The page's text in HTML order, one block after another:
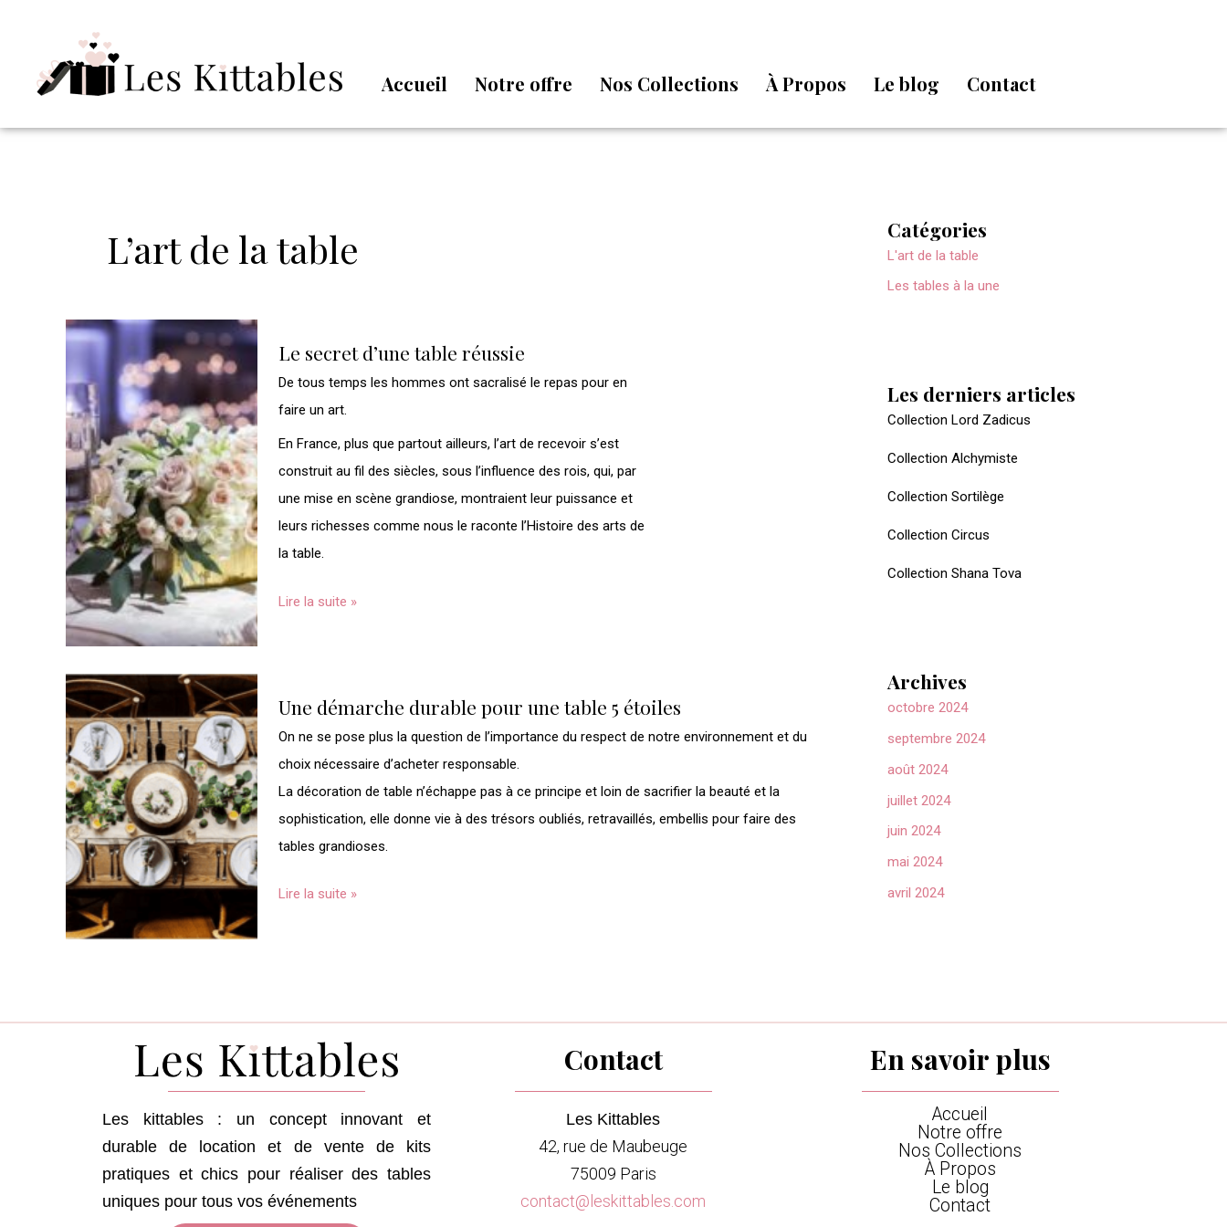
contenu
Accueil Notre offre Nos Collections À Propos Le blog Contact
L’art de la table
Le secret d’une table réussie
De tous temps les hommes ont sacralisé le repas pour en
faire un art.
En France, plus que partout ailleurs, l’art de recevoir s’est
construit au fil des siècles, sous l’influence des rois, qui, par
une mise en scène grandiose, montraient leur puissance et
leurs richesses comme nous le raconte l’Histoire des arts de
la table.
secret
d’une
table
réussie
Lire la suite »
Une démarche durable pour une table 5 étoiles
On ne se pose plus la question de l’importance du respect de notre environnement et du
choix nécessaire d’acheter responsable.
La décoration de table n’échappe pas à ce principe et loin de sacrifier la beauté et la
sophistication, elle donne vie à des trésors oubliés, retravaillés, embellis pour faire des
tables grandioses.
démarche
durable
pour
une
table
5
Lire la suite »
Catégories
L'art de la table
Les tables à la une
Les derniers articles
Collection Lord Zadicus
Collection Alchymiste
Collection Sortilège
Collection Circus
Collection Shana Tova
Archives
octobre 2024
septembre 2024
août 2024
juillet 2024
juin 2024
mai 2024
avril 2024
Les kittables : un concept innovant et
durable de location et de vente de kits
pratiques et chics pour réaliser des tables
uniques pour tous vos événements
Contact
Les Kittables
42, rue de Maubeuge
75009 Paris
contact@leskittables.com
En savoir plus
Accueil
Notre offre
Nos Collections
À Propos
Le blog
Contact